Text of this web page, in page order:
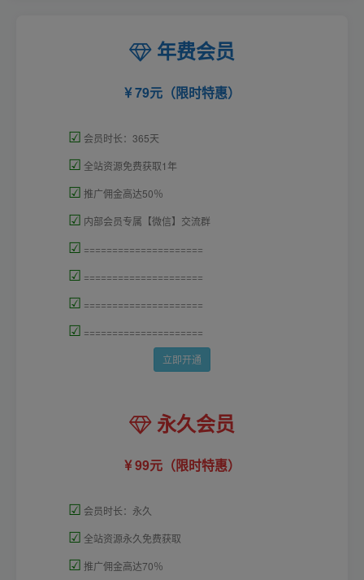
年费会员
79元（限时特惠）
☑ 会员时长：365天
☑ 全站资源免费获取1年
☑ 推广佣金高达50％
☑ 内部会员专属【微信】交流群
☑ =====================
☑ =====================
☑ =====================
☑ =====================
立即开通
永久会员
99元（限时特惠）
☑ 会员时长：永久
☑ 全站资源永久免费获取
☑ 推广佣金高达70％